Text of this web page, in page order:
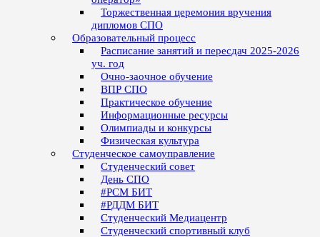
Торжественная церемония вручения
дипломов СПО
Образовательный процесс
Расписание занятий и пересдач 2025-2026
уч. год
Очно-заочное обучение
ВПР СПО
Практическое обучение
Информационные ресурсы
Олимпиады и конкурсы
Физическая культура
Студенческое самоуправление
Студенческий совет
День СПО
#РСМ БИТ
#РДДМ БИТ
Студенческий Медиацентр
Студенческий спортивный клуб